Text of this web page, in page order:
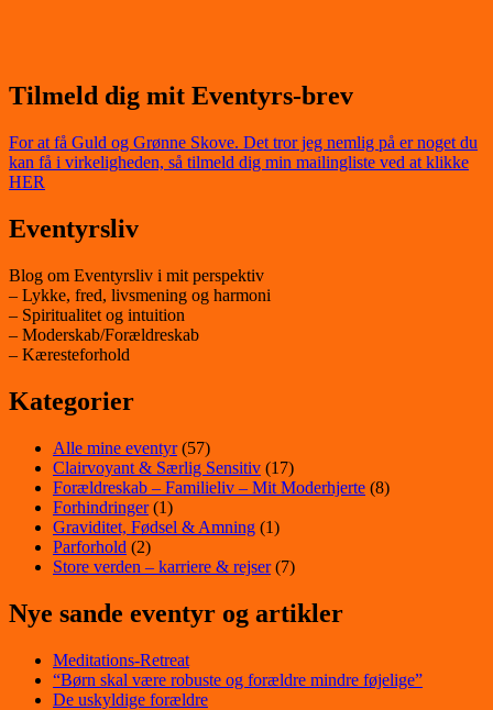
Tilmeld dig mit Eventyrs-brev
For at få Guld og Grønne Skove. Det tror jeg nemlig på er noget du
kan få i virkeligheden, så tilmeld dig min mailingliste ved at klikke
HER
Eventyrsliv
Blog om Eventyrsliv i mit perspektiv
– Lykke, fred, livsmening og harmoni
– Spiritualitet og intuition
– Moderskab/Forældreskab
– Kæresteforhold
Kategorier
Alle mine eventyr(57)
Clairvoyant & Særlig Sensitiv (17)
Forældreskab – Familieliv – Mit Moderhjerte (8)
Forhindringer(1)
Graviditet, Fødsel & Amning (1)
Parforhold (2)
Store verden – karriere & rejser(7)
Nye sande eventyr og artikler
Meditations-Retreat
“Børn skal være robuste og forældre mindre føjelige”
De uskyldige forældre